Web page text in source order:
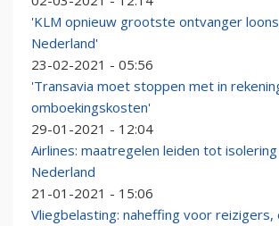
'KLM opnieuw grootste ontvanger
Nederland'
23-02-2021 - 05:56
'Transavia moet stoppen met in
omboekingskosten'
29-01-2021 - 12:04
Airlines: maatregelen leiden tot isolering
Nederland
21-01-2021 - 15:06
Vliegbelasting: naheffing voor